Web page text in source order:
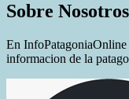
Sobre Nosotros
En InfoPatagoniaOnline
informacion de la